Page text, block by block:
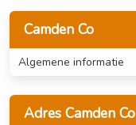
Camden Co
Algemene informatie
Adres Camden Co